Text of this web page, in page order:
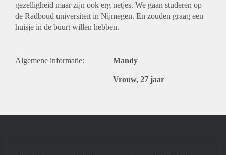
gezelligheid maar zijn ook erg netjes. We gaan studeren op
de Radboud universiteit in Nijmegen. En zouden graag een
huisje in de buurt willen hebben.
Algemene informatie: Mandy
Vrouw, 27 jaar